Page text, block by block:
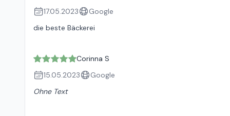
17.05.2023
Google
die beste Bäckerei
Corinna S
15.05.2023
Google
Ohne Text